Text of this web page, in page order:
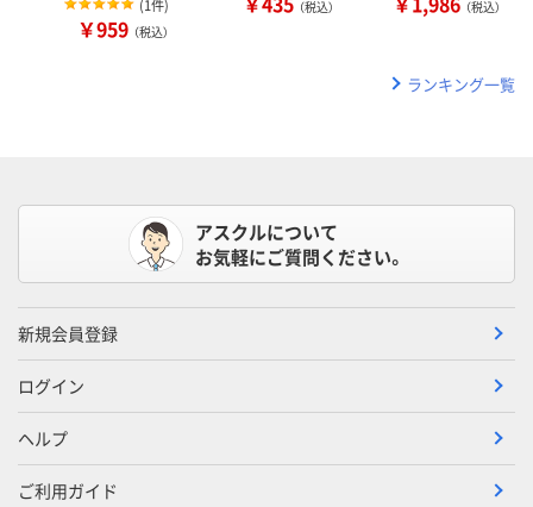
(1件)
￥959 （税込）
（税込） （税込）
ランキング一覧
アスクルについて
お気軽にご質問ください。
新規会員登録
ログイン
ヘルプ
ご利用ガイド